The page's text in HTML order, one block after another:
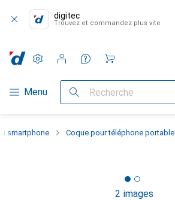
digitec
Trouvez et commandez plus vite
Navigation par catégorie
Menu Recherche
Paramètres
Compte client
Listes de comparaison
Listes d'envies
Panier
smartphone Coque pour téléphone portable
2 images